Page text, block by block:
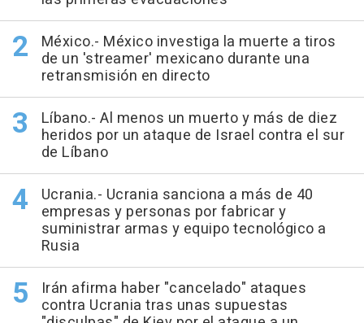
México.- México investiga la muerte a tiros
de un 'streamer' mexicano durante una
retransmisión en directo
Líbano.- Al menos un muerto y más de diez
heridos por un ataque de Israel contra el sur
de Líbano
Ucrania.- Ucrania sanciona a más de 40
empresas y personas por fabricar y
suministrar armas y equipo tecnológico a
Rusia
Irán afirma haber "cancelado" ataques
contra Ucrania tras unas supuestas